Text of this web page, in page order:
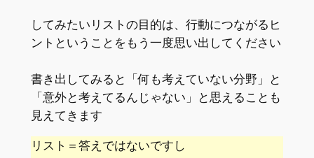
してみたいリストの目的は、行動につながるヒ
ントということをもう一度思い出してください
書き出してみると「何も考えていない分野」と
「意外と考えてるんじゃない」と思えることも
見えてきます
リスト＝答えではないですし